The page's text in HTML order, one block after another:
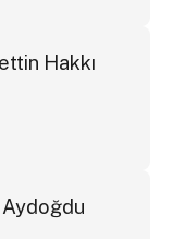
Hakkı